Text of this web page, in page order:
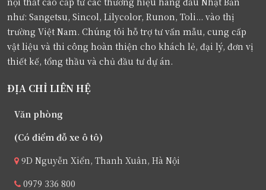
như: Sangetsu, Sincol, Lilycolor, Runon, Toli... vào thị
trường Việt Nam. Chúng tôi hỗ trợ tư vấn mẫu, cung cấp
vật liệu và thi công hoàn thiện cho khách lẻ, đại lý, đơn vị
thiết kế, tổng thầu và chủ đầu tư dự án.
ĐỊA CHỈ LIÊN HỆ
Văn phòng
(Có điểm đỗ xe ô tô)
9D Nguyễn Xiển, Thanh Xuân, Hà Nội
0979 336 800